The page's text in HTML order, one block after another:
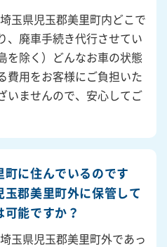
玉県児玉郡美里町内どこで
、廃車手続き代行させてい
を除く）どんなお車の状態
費用をお客様にご負担いた
いませんので、安心してご
に住んでいるのです
郡美里町外に保管して
能ですか？
玉県児玉郡美里町外であっ